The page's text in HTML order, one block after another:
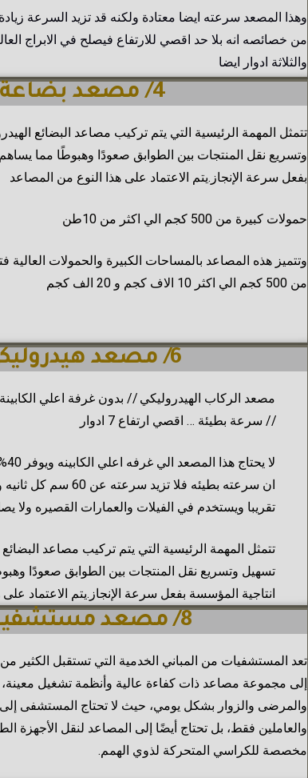
وهذا المصعد سرعته ايضا معتادة ولكنه قد تزيد السرعة
من خصائصه انه بلا حد اقصي للارتفاع فيصلح في الابراج
والثلاثة ادوار ايضا
4/ مصعد بضاعة
تتمثل المهمة الرئيسية التي يتم تركيب مصاعد البضائع
وتسريع نقل المنتجات بين الطوابق صعودًا وهبوطًا مما
بفعل سرعة الإنجاز.يتم الاعتماد على هذا النوع من المصاعد
حمولات كبيرة من 500 كجم الي اكثر من 10طن
وتتميز هذه المصاعد بالمساحات الكبيرة والحمولات العالية
من 500 كجم الي اكثر 10 الاف كجم و 20 الف كجم
6/ مصعد هيدروليكي
مصعد الركاب الهيدروليكي // بدون غرفة اعلي
// سرعة بطيئة … اقصي ارتفاع 7 ادوار
تقريبا ويستخدم في الفيلات والعمارات القصيره ولا
تتمثل المهمة الرئيسية التي يتم تركيب مصاعد البضائع
تسهيل وتسريع نقل المنتجات بين الطوابق صعودًا
انتاجية المؤسسة بفعل سرعة الإنجاز.يتم الاعتماد
8/ مصعد مستشفيات
تعد المستشفيات من المباني الخدمية التي تستقبل الكثير من
إلى مجموعة مصاعد ذات كفاءة عالية وأنظمة تشغيل
والمرضى والزوار بشكل يومي، حيث لا تحتاج المستشفى
والعاملين فقط، بل تحتاج أيضًا إلى المصاعد لنقل الأجهزة
مخصصة للكراسي المتحركة لذوي الهمم.